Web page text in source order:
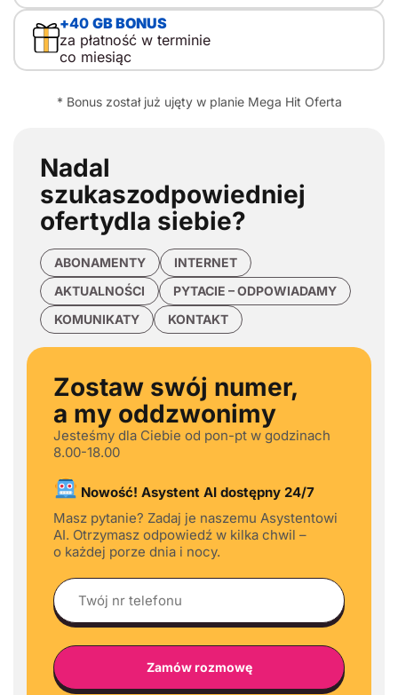
+40 GB BONUS
za płatność w terminie
co miesiąc
* Bonus został już ujęty w planie Mega Hit Oferta
Nadal
szukaszodpowiedniej
ofertydla siebie?
ABONAMENTY
INTERNET
AKTUALNOŚCI
PYTACIE – ODPOWIADAMY
KOMUNIKATY
KONTAKT
Zostaw swój numer,
a my oddzwonimy
Jesteśmy dla Ciebie od pon-pt w godzinach
8.00-18.00
Nowość! Asystent AI dostępny 24/7
Masz pytanie? Zadaj je naszemu Asystentowi
AI. Otrzymasz odpowiedź w kilka chwil –
o każdej porze dnia i nocy.